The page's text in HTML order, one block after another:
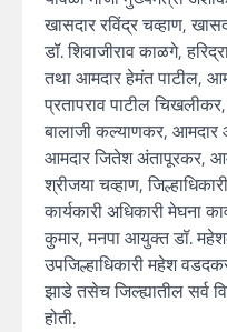
खासदार रविंद्र चव्हाण,
डॉ. शिवाजीराव काळगे,
तथा आमदार हेमंत पाटील,
प्रतापराव पाटील
बालाजी कल्याणकर, आमदार
आमदार जितेश अंतापूरकर,
श्रीजया चव्हाण,
कार्यकारी अधिकारी मेघना
कुमार, मनपा आयुक्त डॉ.
उपजिल्हाधिकारी महेश
झाडे तसेच जिल्ह्यातील सर्व
होती.